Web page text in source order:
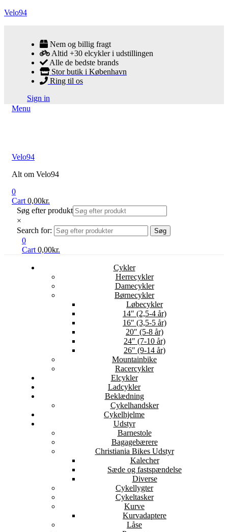
Velo94
Nem og billig fragt
Altid +30 elcykler i udstillingen
Alle de bedste brands
Stor butik i København
Ring til os
Sign in
Menu
Velo94
Alt om Velo94
0
Cart 0,00kr.
Søg efter produkt
×
Search for:
Søg
0
Cart 0,00kr.
Cykler
Herrecykler
Damecykler
Børnecykler
Løbecykler
14″ (2,5-4 år)
16″ (3,5-5 år)
20″ (5-8 år)
24″ (7-10 år)
26″ (9-14 år)
Mountainbike
Racercykler
Elcykler
Ladcykler
Beklædning
Cykelhandsker
Cykelhjelme
Udstyr
Barnestole
Bagagebærere
Christiania Bikes Udstyr
Kalecher
Sæde og fastspændelse
Diverse
Cykellygter
Cykeltasker
Kurve
Kurvadaptere
Låse